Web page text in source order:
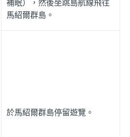
補眠），然後坐跳島航線飛往
馬紹爾群島。
於馬紹爾群島停留遊覽。